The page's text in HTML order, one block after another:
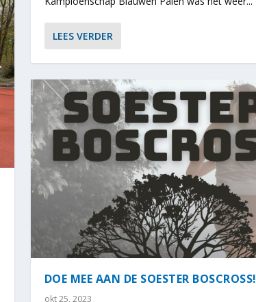
LEES VERDER
DOE MEE AAN DE SOESTER BOSCROSS!
okt 25, 2023